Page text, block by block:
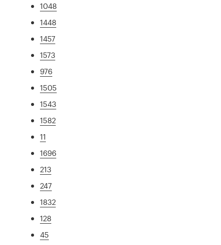
1048
1448
1457
1573
976
1505
1543
1582
11
1696
213
247
1832
128
45